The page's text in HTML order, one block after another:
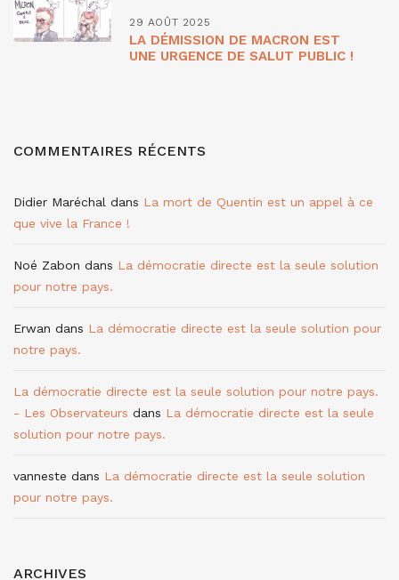
29 AOÛT 2025
LA DÉMISSION DE MACRON EST
UNE URGENCE DE SALUT PUBLIC !
COMMENTAIRES RÉCENTS
Didier Maréchal dans La mort de Quentin est un appel à ce
que vive la France !
Noé Zabon dans La démocratie directe est la seule solution
pour notre pays.
Erwan dans La démocratie directe est la seule solution pour
notre pays.
La démocratie directe est la seule solution pour notre pays.
- Les Observateurs dans La démocratie directe est la seule
solution pour notre pays.
vanneste dans La démocratie directe est la seule solution
pour notre pays.
ARCHIVES